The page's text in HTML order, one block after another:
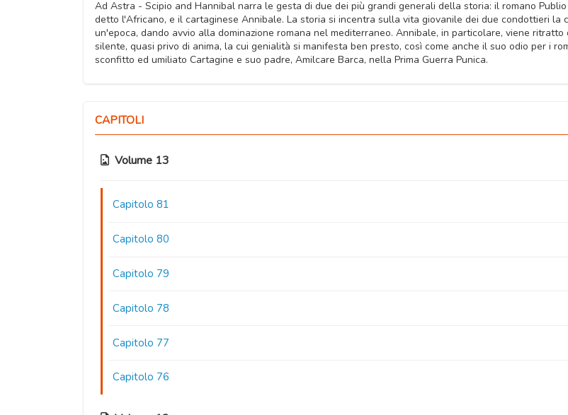
Ad Astra - Scipio and Hannibal narra le gesta di due dei più grandi generali della storia: il romano Publio
detto l'Africano, e il cartaginese Annibale. La storia si incentra sulla vita giovanile dei due condottieri la
un'epoca, dando avvio alla dominazione romana nel mediterraneo. Annibale, in particolare, viene ritratto
silente, quasi privo di anima, la cui genialità si manifesta ben presto, così come anche il suo odio per i
sconfitto ed umiliato Cartagine e suo padre, Amilcare Barca, nella Prima Guerra Punica.
CAPITOLI
Volume 13
Capitolo 81
Capitolo 80
Capitolo 79
Capitolo 78
Capitolo 77
Capitolo 76